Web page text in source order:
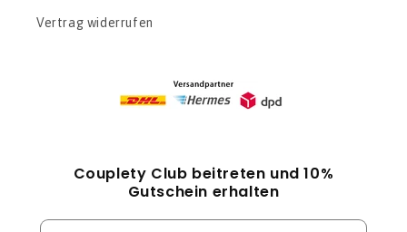
Vertrag widerrufen
Couplety Club beitreten und 10%
Gutschein erhalten